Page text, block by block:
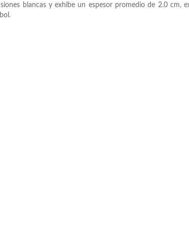
blancas y exhibe un espesor promedio de 2.0 cm,